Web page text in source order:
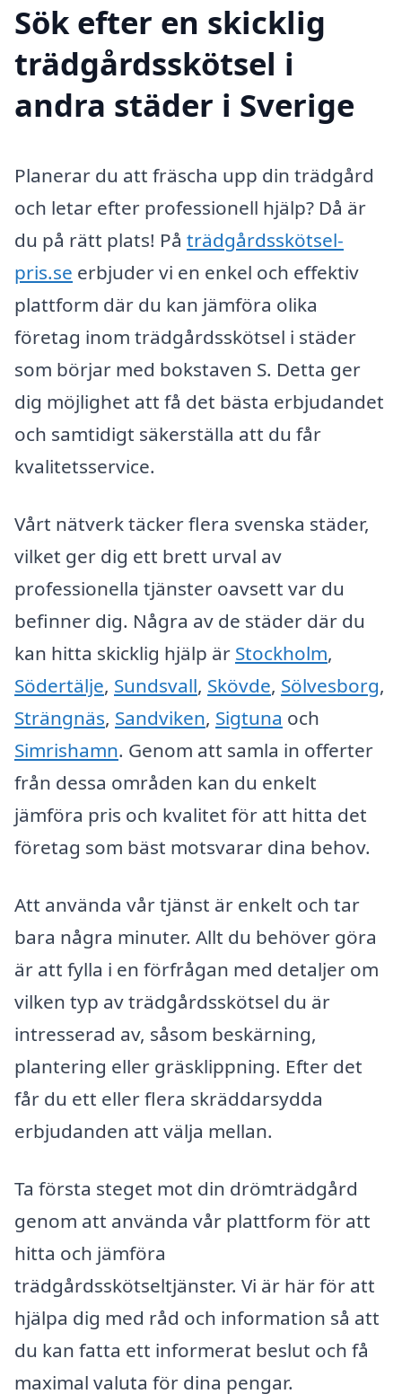
Sök efter en skicklig
trädgårdsskötsel i
andra städer i Sverige
Planerar du att fräscha upp din trädgård
och letar efter professionell hjälp? Då är
du på rätt plats! På trädgårdsskötsel-
pris.se erbjuder vi en enkel och effektiv
plattform där du kan jämföra olika
företag inom trädgårdsskötsel i städer
som börjar med bokstaven S. Detta ger
dig möjlighet att få det bästa erbjudandet
och samtidigt säkerställa att du får
kvalitetsservice.
Vårt nätverk täcker flera svenska städer,
vilket ger dig ett brett urval av
professionella tjänster oavsett var du
befinner dig. Några av de städer där du
kan hitta skicklig hjälp är Stockholm,
Södertälje, Sundsvall, Skövde, Sölvesborg,
Strängnäs, Sandviken, Sigtuna och
Simrishamn. Genom att samla in offerter
från dessa områden kan du enkelt
jämföra pris och kvalitet för att hitta det
företag som bäst motsvarar dina behov.
Att använda vår tjänst är enkelt och tar
bara några minuter. Allt du behöver göra
är att fylla i en förfrågan med detaljer om
vilken typ av trädgårdsskötsel du är
intresserad av, såsom beskärning,
plantering eller gräsklippning. Efter det
får du ett eller flera skräddarsydda
erbjudanden att välja mellan.
Ta första steget mot din drömträdgård
genom att använda vår plattform för att
hitta och jämföra
trädgårdsskötseltjänster. Vi är här för att
hjälpa dig med råd och information så att
du kan fatta ett informerat beslut och få
maximal valuta för dina pengar.